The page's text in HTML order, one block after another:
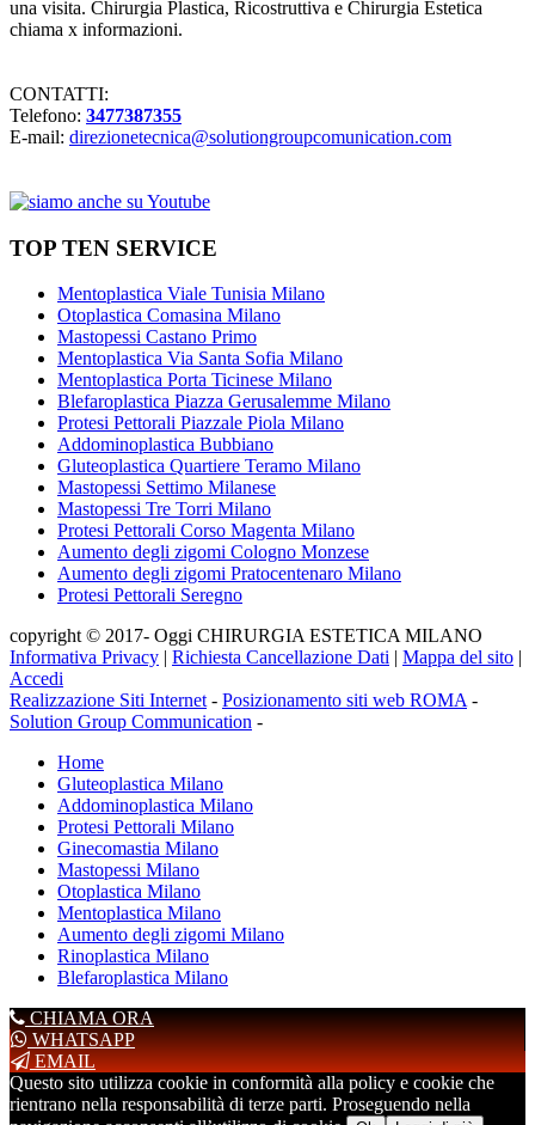
una visita. Chirurgia Plastica, Ricostruttiva e Chirurgia Estetica
chiama x informazioni.
CONTATTI:
Telefono: 3477387355
E-mail: direzionetecnica@solutiongroupcomunication.com
TOP TEN SERVICE
Mentoplastica Viale Tunisia Milano
Otoplastica Comasina Milano
Mastopessi Castano Primo
Mentoplastica Via Santa Sofia Milano
Mentoplastica Porta Ticinese Milano
Blefaroplastica Piazza Gerusalemme Milano
Protesi Pettorali Piazzale Piola Milano
Addominoplastica Bubbiano
Gluteoplastica Quartiere Teramo Milano
Mastopessi Settimo Milanese
Mastopessi Tre Torri Milano
Protesi Pettorali Corso Magenta Milano
Aumento degli zigomi Cologno Monzese
Aumento degli zigomi Pratocentenaro Milano
Protesi Pettorali Seregno
copyright © 2017- Oggi CHIRURGIA ESTETICA MILANO
Informativa Privacy | Richiesta Cancellazione Dati | Mappa del sito |
Accedi
Realizzazione Siti Internet - Posizionamento siti web ROMA -
Solution Group Communication -
Home
Gluteoplastica Milano
Addominoplastica Milano
Protesi Pettorali Milano
Ginecomastia Milano
Mastopessi Milano
Otoplastica Milano
Mentoplastica Milano
Aumento degli zigomi Milano
Rinoplastica Milano
Blefaroplastica Milano
CHIAMA ORA
WHATSAPP
EMAIL
Questo sito utilizza cookie in conformità alla policy e cookie che
rientrano nella responsabilità di terze parti. Proseguendo nella